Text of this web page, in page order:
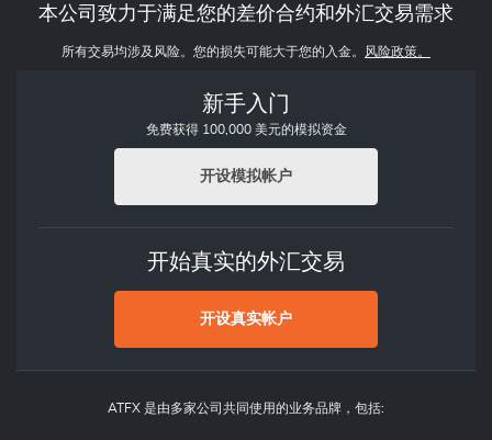
本公司致力于满足您的差价合约和外汇交易需求
所有交易均涉及风险。您的损失可能大于您的入金。 风险政策。
新手入门
免费获得 100,000 美元的模拟资金
开设模拟帐户
开始真实的外汇交易
开设真实帐户
ATFX 是由多家公司共同使用的业务品牌，包括: